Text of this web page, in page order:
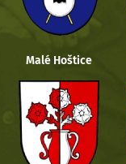
Malé Hoštice